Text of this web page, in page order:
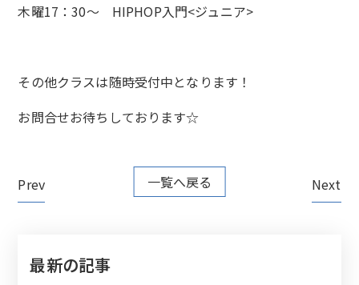
木曜17：30～ HIPHOP入門<ジュニア>
その他クラスは随時受付中となります！
お問合せお待ちしております☆
Prev 一覧へ戻る Next
最新の記事